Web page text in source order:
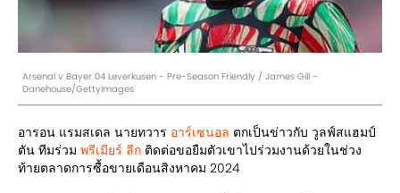
Arsenal v Bayer 04 Leverkusen - Pre-Season Friendly / James Gill -
Danehouse/GettyImages
อารอน แรมสเดล นายทวาร อาร์เซนอล ตกเป็นข่าวกับ วูลฟ์สแฮมป์
ตัน ทีมร่วม พรีเมียร์ ลีก ติดต่อขอยืมตัวเขาไปร่วมงานด้วยในช่วง
ท้ายตลาดการซื้อขายเดือนสิงหาคม 2024